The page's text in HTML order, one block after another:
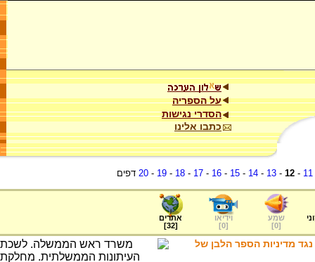
על הספריה
הסדרי נגישות
כתבו אלינו
11
-
12
-
13
-
14
-
15
-
16
-
17
-
18
-
19
-
20 דפים
שמע
[
0
]
וידיאו
[
0
]
אתרים
[
32
]
מדיניות הספר הלבן של